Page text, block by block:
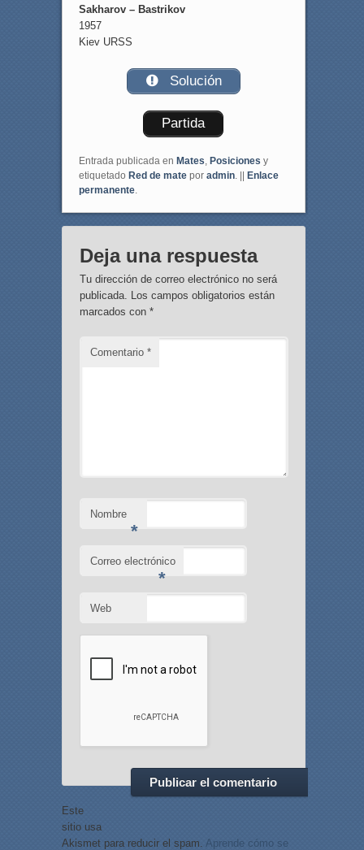
Sakharov – Bastrikov
1957
Kiev URSS
Solución
Partida
Entrada publicada en Mates Posiciones y
etiquetado Red de matepor admin. || Enlace
permanente.
Deja una respuesta
Tu dirección de correo electrónico no será
publicada. Los campos obligatorios están
marcados con *
Comentario *
Nombre
*
Correo electrónico
*
Web
Este
sitio usa
Akismet para reducir el spam. Aprende cómo se